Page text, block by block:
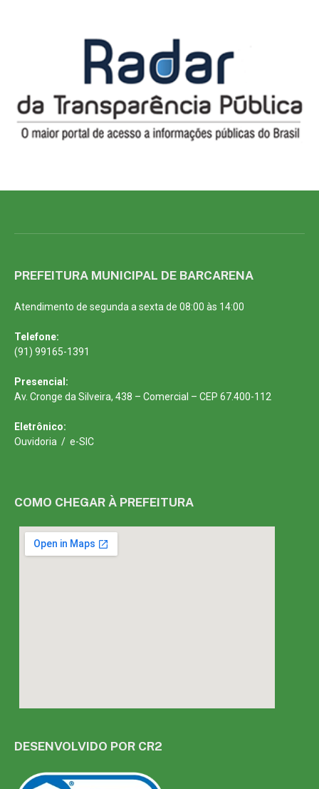
PREFEITURA MUNICIPAL DE BARCARENA
Atendimento de segunda a sexta de 08:00 às 14:00
Telefone:
(91) 99165-1391
Presencial:
Av. Cronge da Silveira, 438 – Comercial – CEP 67.400-112
Eletrônico:
Ouvidoria / e-SIC
COMO CHEGAR À PREFEITURA
DESENVOLVIDO POR CR2